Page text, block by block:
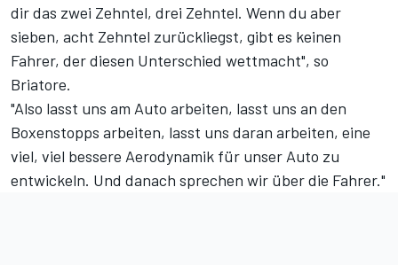
dir das zwei Zehntel, drei Zehntel. Wenn du aber
sieben, acht Zehntel zurückliegst, gibt es keinen
Fahrer, der diesen Unterschied wettmacht", so
Briatore.
"Also lasst uns am Auto arbeiten, lasst uns an den
Boxenstopps arbeiten, lasst uns daran arbeiten, eine
viel, viel bessere Aerodynamik für unser Auto zu
entwickeln. Und danach sprechen wir über die Fahrer."